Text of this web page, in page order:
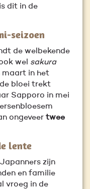
dit in de
seizoen
de welbekende
wel sakura
maart in het
bloei trekt
Sapporo in mei
ongeveer twee
lente
zijn
en familie
vroeg in de